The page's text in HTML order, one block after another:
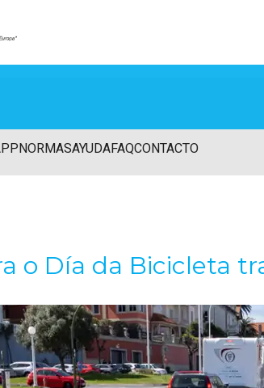
NORMASAYUDAFAQCONTACTO
o Día da Bicicleta